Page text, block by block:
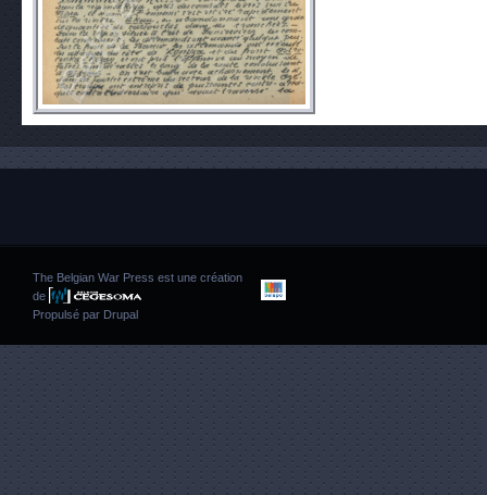
The Belgian War Press est une création
de
Propulsé par Drupal